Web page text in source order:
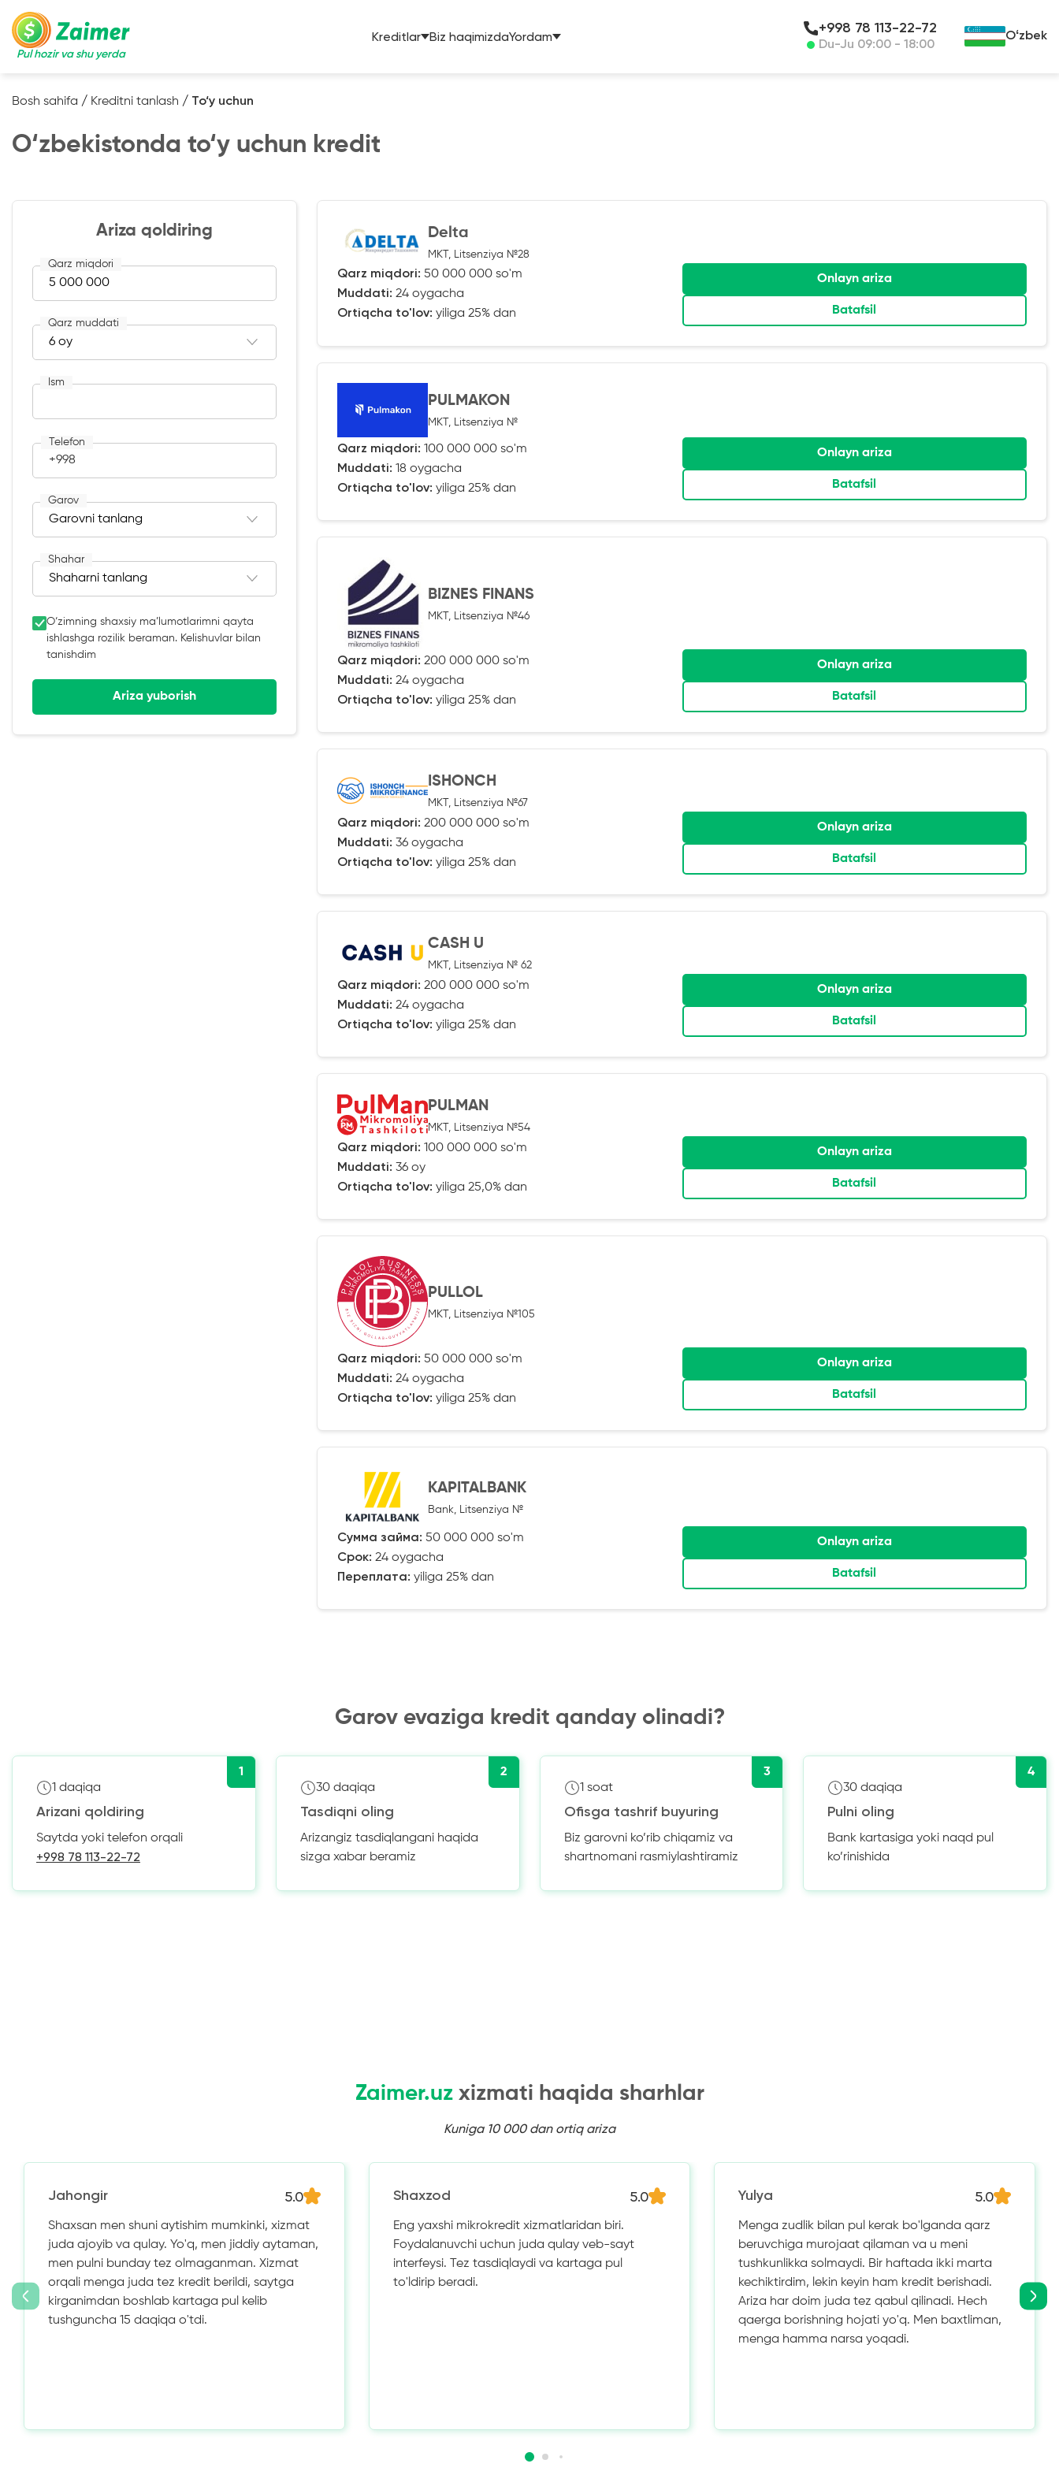
Pul hozir va shu yerda
Kreditlar Biz haqimizdaYordam
+998 78 113-22-72
Du-Ju 09:00 - 18:00
Oʻzbek
Bosh sahifa / Kreditni tanlash / To‘y uchun
O‘zbekistonda to‘y uchun kredit
Ariza qoldiring
Qarz miqdori
Qarz muddati
Ism
Telefon
+998
Garov
Shahar
O‘zimning shaxsiy ma’lumotlarimni qayta
ishlashga rozilik beraman. Kelishuvlar bilan
tanishdim
Ariza yuborish
Delta
MKT, Litsenziya №28
Qarz miqdori: 50 000 000 so'm
Muddati: 24 oygacha
Ortiqcha to'lov: yiliga 25% dan
Onlayn ariza
Batafsil
PULMAKON
MKT, Litsenziya №
Qarz miqdori: 100 000 000 so'm
Muddati: 18 oygacha
Ortiqcha to'lov: yiliga 25% dan
Onlayn ariza
Batafsil
BIZNES FINANS
MKT, Litsenziya №46
Qarz miqdori: 200 000 000 so'm
Muddati: 24 oygacha
Ortiqcha to'lov: yiliga 25% dan
Onlayn ariza
Batafsil
ISHONCH
MKT, Litsenziya №67
Qarz miqdori: 200 000 000 so'm
Muddati: 36 oygacha
Ortiqcha to'lov: yiliga 25% dan
Onlayn ariza
Batafsil
CASH U
MKT, Litsenziya № 62
Qarz miqdori: 200 000 000 so'm
Muddati: 24 oygacha
Ortiqcha to'lov: yiliga 25% dan
Onlayn ariza
Batafsil
PULMAN
MKT, Litsenziya №54
Qarz miqdori: 100 000 000 so'm
Muddati: 36 oy
Ortiqcha to'lov: yiliga 25,0% dan
Onlayn ariza
Batafsil
PULLOL
MKT, Litsenziya №105
Qarz miqdori: 50 000 000 so'm
Muddati: 24 oygacha
Ortiqcha to'lov: yiliga 25% dan
Onlayn ariza
Batafsil
KAPITALBANK
Bank, Litsenziya №
Сумма займа: 50 000 000 so'm
Срок: 24 oygacha
Переплата: yiliga 25% dan
Onlayn ariza
Batafsil
Garov evaziga kredit qanday olinadi?
1
1 daqiqa
Arizani qoldiring
Saytda yoki telefon orqali
+998 78 113-22-72
2
30 daqiqa
Tasdiqni oling
Arizangiz tasdiqlangani haqida
sizga xabar beramiz
3
1 soat
Ofisga tashrif buyuring
Biz garovni ko’rib chiqamiz va
shartnomani rasmiylashtiramiz
4
30 daqiqa
Pulni oling
Bank kartasiga yoki naqd pul
ko’rinishida
Zaimer.uzxizmati haqida sharhlar
Kuniga 10 000 dan ortiq ariza
Jahongir 5.0
Shaxsan men shuni aytishim mumkinki, xizmat
juda ajoyib va ​​qulay. Yo'q, men jiddiy aytaman,
men pulni bunday tez olmaganman. Xizmat
orqali menga juda tez kredit berildi, saytga
kirganimdan boshlab kartaga pul kelib
tushguncha 15 daqiqa o'tdi.
Shaxzod 5.0
Eng yaxshi mikrokredit xizmatlaridan biri.
Foydalanuvchi uchun juda qulay veb-sayt
interfeysi. Tez tasdiqlaydi va kartaga pul
to'ldirip beradi.
Yulya 5.0
Menga zudlik bilan pul kerak bo'lganda qarz
beruvchiga murojaat qilaman va u meni
tushkunlikka solmaydi. Bir haftada ikki marta
kechiktirdim, lekin keyin ham kredit berishadi.
Ariza har doim juda tez qabul qilinadi. Hech
qaerga borishning hojati yo'q. Men baxtliman,
menga hamma narsa yoqadi.